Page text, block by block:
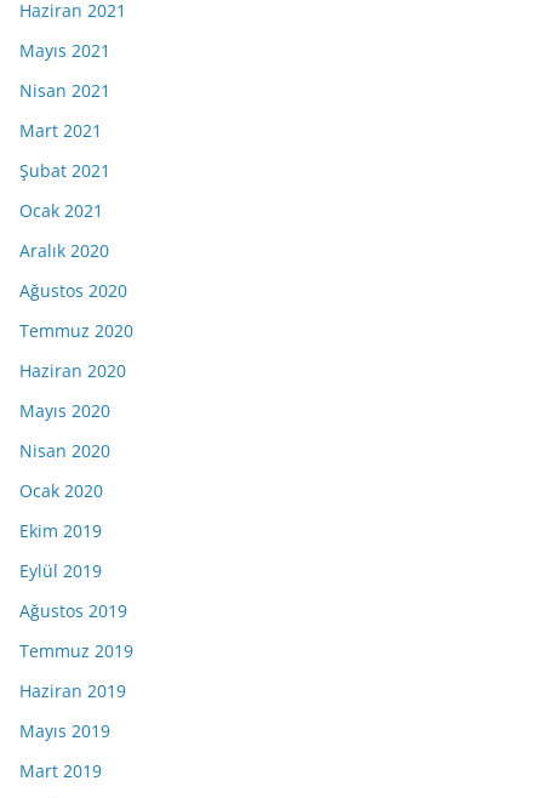
Haziran 2021
Mayıs 2021
Nisan 2021
Mart 2021
Şubat 2021
Ocak 2021
Aralık 2020
Ağustos 2020
Temmuz 2020
Haziran 2020
Mayıs 2020
Nisan 2020
Ocak 2020
Ekim 2019
Eylül 2019
Ağustos 2019
Temmuz 2019
Haziran 2019
Mayıs 2019
Mart 2019